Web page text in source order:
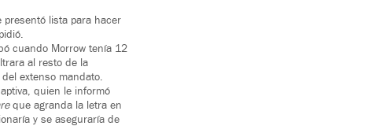
presentó lista para hacer
cuando Morrow tenía 12
al resto de la
extenso mandato.
quien le informó
que agranda la letra en
y se aseguraría de